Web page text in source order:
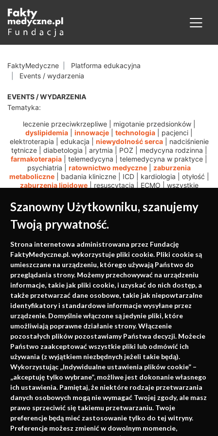
Szanowny Użytkowniku, szanujemy
Twoją prywatność.
Strona internetowa administrowana przez Fundację
FaktyMedyczne.pl. wykorzystuje pliki cookie. Pliki cookie są
umieszczane na urządzeniu, którego używają Państwo do
przeglądania strony. Możemy przechowywać na urządzeniu
informacje, takie jak pliki cookie, i uzyskać do nich dostęp, a
także przetwarzać dane osobowe, takie jak niepowtarzalne
identyfikatory i standardowe informacje wysyłane przez
urządzenie. Domyślnie włączone są jedynie pliki, które
umożliwiają poprawne działanie strony. Włączenie
pozostałych plików pozostawiamy Państwa decyzji. Możecie
Państwo zaakceptować wszystkie pliki lub odmówić ich
używania (z wyjątkiem niezbędnych jeżeli takie będą).
Wykorzystując „Indywidualne ustawienia plików cookie” –
„akceptuję tylko wybrane”, możliwe jest dokonanie własnego
ich ustawienia. Pamiętaj, że niektóre rodzaje przetwarzania
danych osobowych mogą nie wymagać Twojej zgody, ale masz
prawo sprzeciwić się takiemu przetwarzaniu. Twoje
preferencje będą mieć zastosowanie tylko do tej witryny.
Preferencje możesz zmienić w dowolnym momencie,
FaktyMedyczne
Platforma edukacyjna
Events / wydarzenia
EVENTS / WYDARZENIA
Tematyka:
leczenie przeciwkrzepliwe| migotanie przedsionków|
dyslipidemia
innowacje technologia pacjenci
elektroterapia
edukacja niewydolność serca| nadciśnienie
tętnicze| diabetologia arytmia POZ medycyna rodzinna
farmakoterapia
telemedycyna telemedycyna w praktyce
psychiatria
ratownictwo medyczne
zaburzenia
metaboliczne| badania kliniczne| ICD| kardiologia otyłość
zaburzenia lipidowe| resuscytacja ECMO wszystkie
Medycyna oparta na
faktach
Konferencje, szkolenia, e-learning, wydawnictwo
Napisz do nas
info@faktymedyczne.pl
ul. Towarowa 2
43-460 Wisła